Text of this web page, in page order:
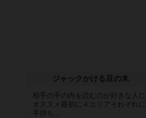
ジャックかける豆の木
相手の手の内を読むのが好きな人に
オススメ最初に４エリアそれぞれに
手持ち...